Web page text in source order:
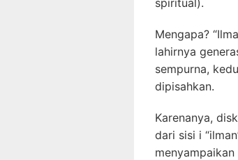
spiritual).
Mengapa?
lahirnya
sempurna,
dipisahkan.
Karenanya,
dari sisi i
menyampaikan